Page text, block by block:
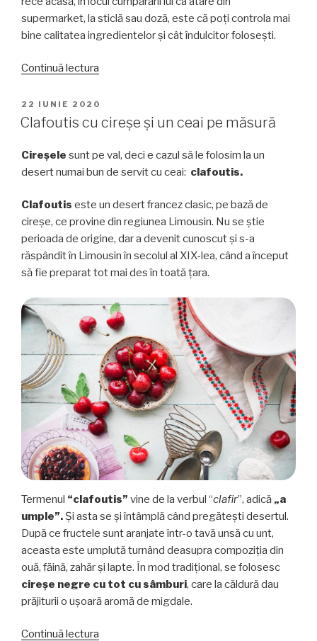
supermarket, la sticlă sau doză, este că poți controla mai
bine calitatea ingredientelor și cât îndulcitor folosești.
Continuă lectura
ceaiului
cu
gheață”
PUBLICAT
PE
22 IUNIE 2020
Clafoutis cu cireșe și un ceai pe măsură
Cireșele sunt pe val, deci e cazul să le folosim la un
desert numai bun de servit cu ceai: clafoutis.
Clafoutis este un desert francez clasic, pe bază de
cireșe, ce provine din regiunea Limousin. Nu se știe
perioada de origine, dar a devenit cunoscut și s-a
răspândit în Limousin în secolul al XIX-lea, când a început
să fie preparat tot mai des în toată țara.
Termenul “clafoutis” vine de la verbul “clafir”, adică „a
umple”. Și asta se și întâmplă când pregătești desertul.
După ce fructele sunt aranjate într-o tavă unsă cu unt,
aceasta este umplută turnând deasupra compoziția din
ouă, făină, zahăr și lapte. În mod tradițional, se folosesc
cireșe negre cu tot cu sâmburi, care la căldură dau
prăjiturii o ușoară aromă de migdale.
Continuă lectura